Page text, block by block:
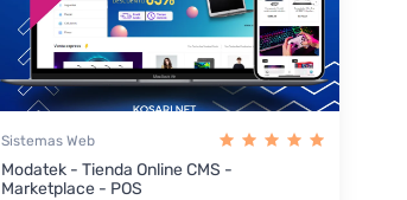
Sistemas Web
Modatek - Tienda Online CMS -
Marketplace - POS